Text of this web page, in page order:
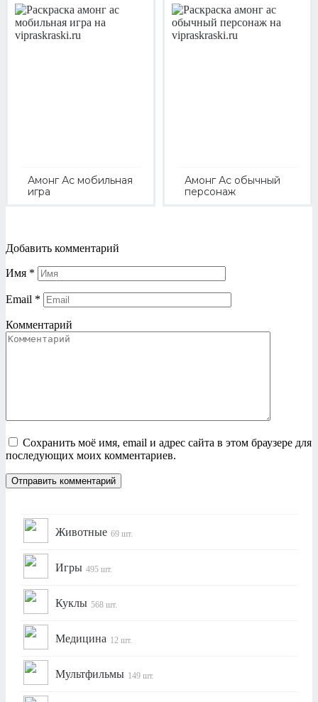
Амонг Ас мобильная
игра
Амонг Ас обычный
персонаж
Добавить комментарий
Имя *
Email *
Комментарий
Сохранить моё имя, email и адрес сайта в этом браузере для
последующих моих комментариев.
Животные 69 шт.
Игры 495 шт.
Куклы 568 шт.
Медицина 12 шт.
Мультфильмы 149 шт.